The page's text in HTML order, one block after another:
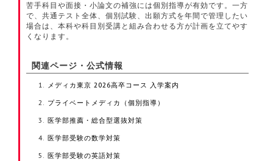
苦手科目や面接・小論文の補強には個別指導が有効です。一方
で、共通テスト全体、個別試験、出願方式を年間で管理したい
場合は、本科や科目別受講と組み合わせる方が計画を立てやす
くなります。
関連ページ・公式情報
メディカ東京 2026高卒コース 入学案内
プライベートメディカ（個別指導）
医学部推薦・総合型選抜対策
医学部受験の数学対策
医学部受験の英語対策